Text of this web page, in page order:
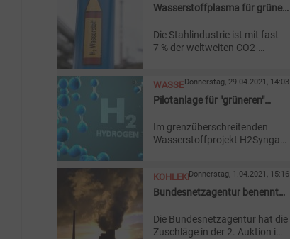
Salzgitter AG.
Wasserstoffplasma für grüne
Die Stahlindustrie ist mit fast
7 % der weltweiten CO2-
Wasserstoffplasma zur
Eisenreduktion könnte das
WASSERSTOFFDonnerstag, 29.04.2021, 14:03
Pilotanlage für "grüneren"
Im grenzüberschreitenden
Wasserstoffprojekt H2Syngas
deutlich reduzieren und bereits
im Sommer mit einer
KOHLEKRAFTWERKE
Donnerstag, 1.04.2021, 15:16
Bundesnetzagentur benennt
Die Bundesnetzagentur hat die
Zuschläge in der 2. Auktion im